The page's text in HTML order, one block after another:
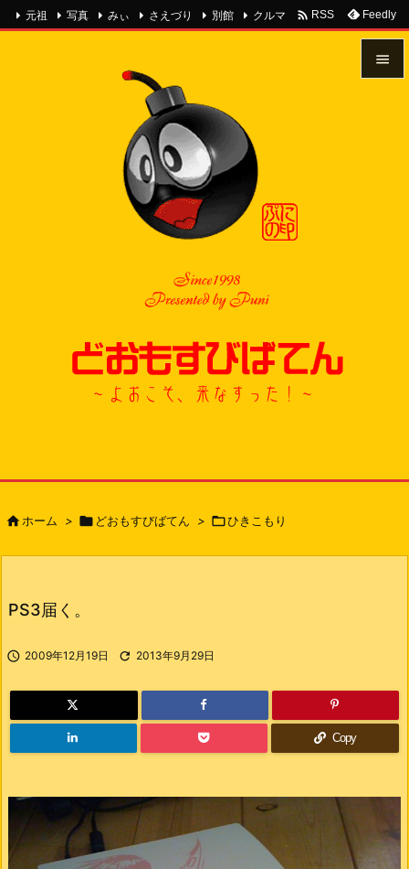

元祖 写真 みぃ さえづり 別館 クルマ  RSS Feedly
ホーム >  どおもすびばてん > ひきこもり
PS3届く。
 2009年12月19日  2013年9月29日
Copy